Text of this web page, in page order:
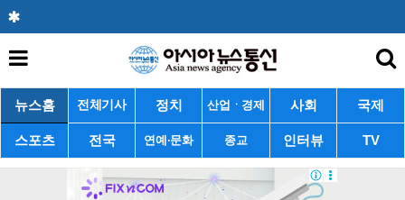
뉴스홈 전체기사 정치 산업ㆍ경제 사회 국제
스포츠 전국 연예·문화 종교 인터뷰 TV